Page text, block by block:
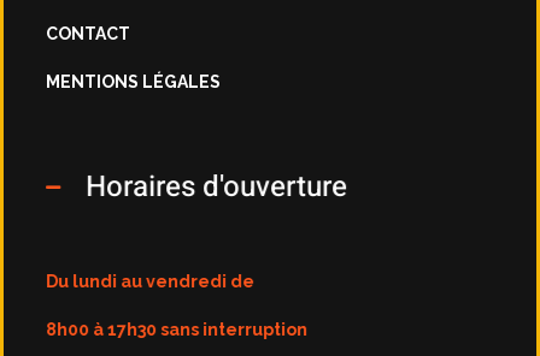
CONTACT
MENTIONS LÉGALES
Horaires d'ouverture
Du lundi au vendredi de
8h00 à 17h30 sans interruption